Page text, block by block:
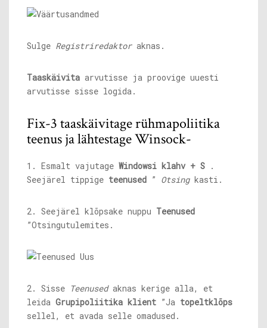
Sulge Registriredaktoraknas.
Taaskäivita arvutisse ja proovige uuesti
arvutisse sisse logida.
Fix-3 taaskäivitage rühmapoliitika
teenus ja lähtestage Winsock-
1. Esmalt vajutage Windowsi klahv + S .
Seejärel tippige teenused ” Otsingkasti.
2. Seejärel klõpsake nuppu Teenused
”Otsingutulemites.
2. Sisse Teenusedaknas kerige alla, et
leida Grupipoliitika klient ”Ja topeltklõps
sellel, et avada selle omadused.